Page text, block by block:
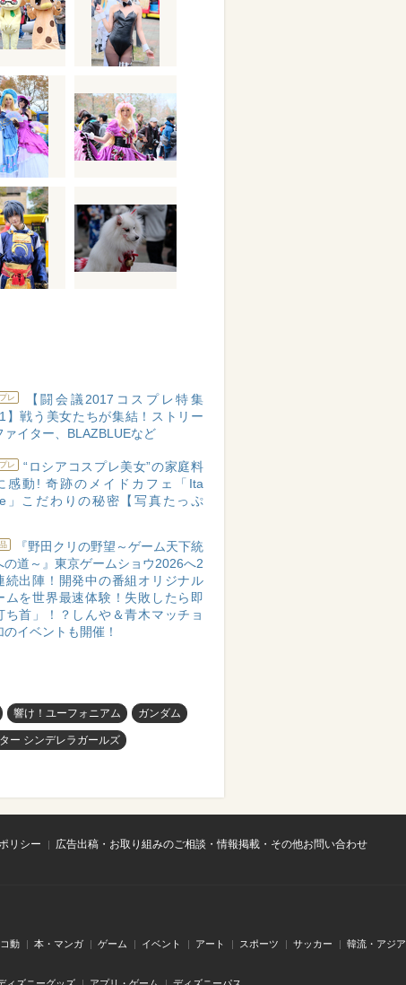
レ
【闘会議2017コスプレ特集
】戦う美女たちが集結！ストリー
ァイター、BLAZBLUEなど
レ
“ロシアコスプレ美女”の家庭料
感動! 奇跡のメイドカフェ「Ita
」こだわりの秘密【写真たっぷ
『野田クリの野望～ゲーム天下統
の道～』東京ゲームショウ2026へ2
続出陣！開発中の番組オリジナル
ムを世界最速体験！失敗したら即
ち首」！？しんや＆青木マッチョ
のイベントも開催！
響け！ユーフォニアム ガンダム
ー シンデレラガールズ
リシー
広告出稿・お取り組みのご相談・情報掲載・その他お問い合わせ
動 本・マンガ ゲーム イベント アート スポーツ サッカー 韓流・アジア